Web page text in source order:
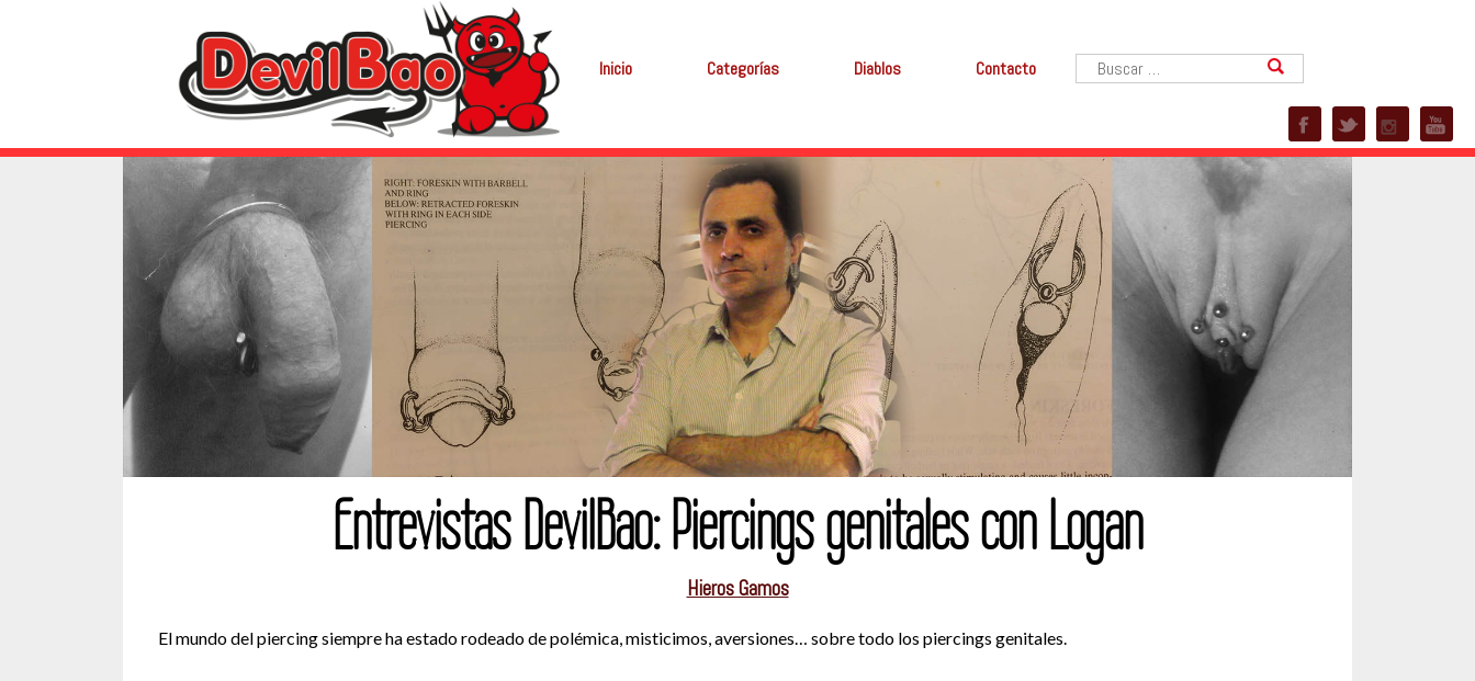
Inicio Categorías Diablos Contacto Buscar:
Entrevistas DevilBao: Piercings genitales con Logan
Hieros Gamos
El mundo del piercing siempre ha estado rodeado de polémica, misticimos, aversiones… sobre todo los piercings genitales.